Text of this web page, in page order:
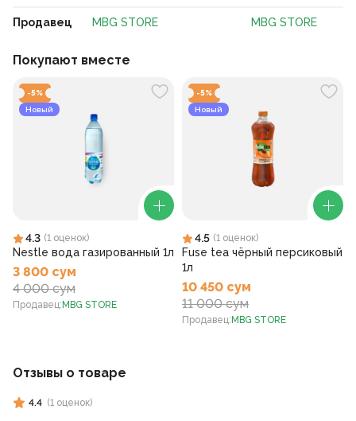
Продавец MBG STORE MBG STORE
Покупают вместе
-5%
Новый
4.3 (1 оценок)
Nestle вода газированный 1л
3 800 сум
4 000 сум
Продавец: MBG STORE
-5%
Новый
4.5 (1 оценок)
Fuse tea чёрный персиковый
1л
10 450 сум
11 000 сум
Продавец: MBG STORE
Отзывы о товаре
4.4 (1 оценок)